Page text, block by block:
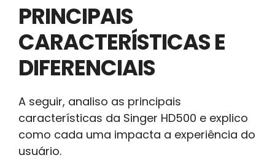
PRINCIPAIS
CARACTERÍSTICAS E
DIFERENCIAIS
A seguir, analiso as principais
características da Singer HD500 e explico
como cada uma impacta a experiência do
usuário.